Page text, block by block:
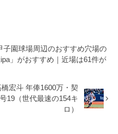
子園球場周辺のおすすめ穴場の
」がおすすめ｜近場は61件が
宏斗 年俸1600万・契
19（世代最速の154キ
ロ）